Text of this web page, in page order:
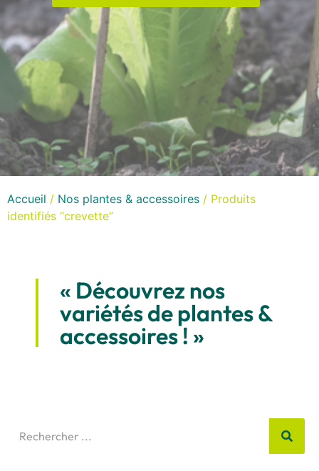
Accueil / Nos plantes & accessoires / Produits
identifiés “crevette”
« Découvrez nos
variétés de plantes &
accessoires ! »